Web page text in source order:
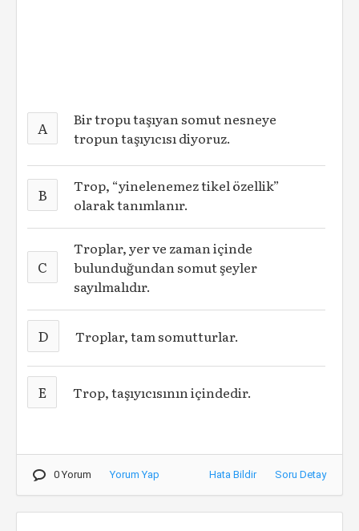
A
Bir tropu taşıyan somut nesneye
tropun taşıyıcısı diyoruz.
B
Trop, “yinelenemez tikel özellik”
olarak tanımlanır.
C
Troplar, yer ve zaman içinde
bulunduğundan somut şeyler
sayılmalıdır.
D Troplar, tam somutturlar.
E Trop, taşıyıcısının içindedir.
0 Yorum Yorum Yap Hata Bildir Soru Detay